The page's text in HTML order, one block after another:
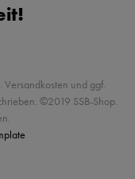
und ggf.
©2019 SSB-Shop.